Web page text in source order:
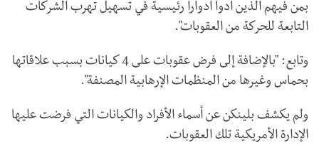
بمن فيهم الذين أدوا أدوارا رئيسية في تسهيل تهرب الشركات
التابعة للحركة من العقوبات".
وتابع: "بالإضافة إلى فرض عقوبات على 4 كيانات بسبب علاقاتها
بحماس وغيرها من المنظمات الإرهابية المصنفة".
ولم يكشف بلينكن عن أسماء الأفراد والكيانات التي فرضت عليها
الإدارة الأمريكية تلك العقوبات.